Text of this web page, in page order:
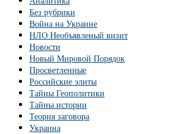
Без рубрики
Война на Украине
НЛО Необъявленый визит
Новости
Новый Мировой Порядок
Просветленные
Российские элиты
Тайны Геополитики
Тайны истории
Теория заговора
Украина